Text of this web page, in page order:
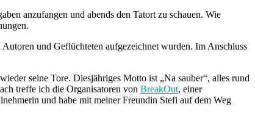
anzufangen und abends den Tatort zu schauen. Wie
und Geflüchteten aufgezeichnet wurden. Im Anschluss
wieder seine Tore. Diesjähriges Motto ist „Na sauber“, alles rund
treffe ich die Organisatoren von BreakOut, einer
und habe mit meiner Freundin Stefi auf dem Weg